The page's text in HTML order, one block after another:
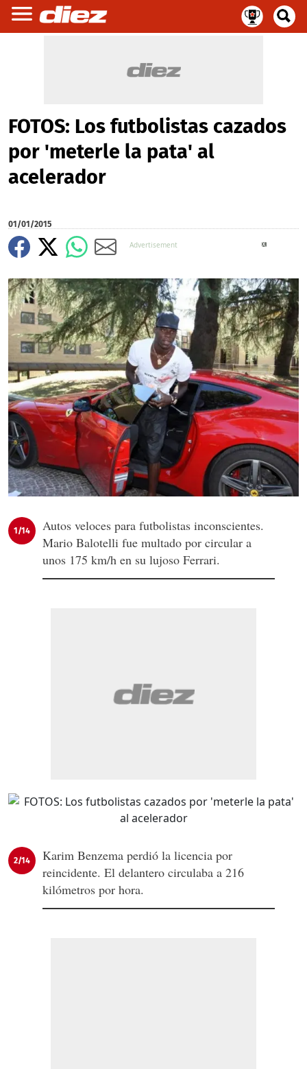
FOTOS: Los futbolistas cazados
por 'meterle la pata' al
acelerador
01/01/2015
1/14
Autos veloces para futbolistas inconscientes.
Mario Balotelli fue multado por circular a
unos 175 km/h en su lujoso Ferrari.
2/14
Karim Benzema perdió la licencia por
reincidente. El delantero circulaba a 216
kilómetros por hora.
X